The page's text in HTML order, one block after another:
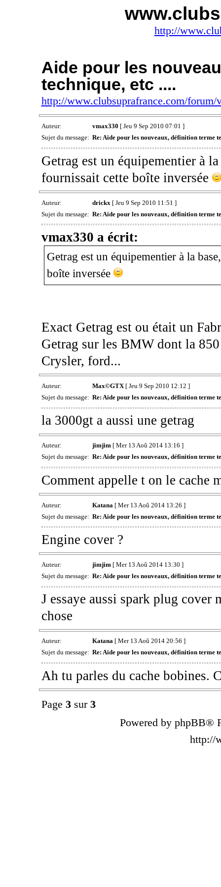
http://
Aide pour les
technique, etc ....
http://www.clubsuprafrance.com/
Auteur: vmax330 [ Jeu 9 Sep 2010 07:01 ]
Sujet du message: Re: Aide pour les nouveaux, définition terme
Getrag est un équipementier à
fournissait cette boîte inversée
Auteur: drickx [ Jeu 9 Sep 2010 11:51 ]
Sujet du message: Re: Aide pour les nouveaux, définition terme
vmax330 a écrit:
Getrag est un équipementier à la
boîte inversée
Exact Getrag est ou était un
Getrag sur les BMW dont la
Crysler, ford...
Auteur: Max©GTX[ Jeu 9 Sep 2010 12:12 ]
Sujet du message: Re: Aide pour les nouveaux, définition terme
la 3000gt a aussi une getrag
Auteur: jimjim[ Mer 13 Aoû 2014 13:16 ]
Sujet du message: Re: Aide pour les nouveaux, définition terme
Comment appelle t on le cache
Auteur: Katana [ Mer 13 Aoû 2014 13:26 ]
Sujet du message: Re: Aide pour les nouveaux, définition terme
Engine cover ?
Auteur: jimjim [ Mer 13 Aoû 2014 13:30 ]
Sujet du message: Re: Aide pour les nouveaux, définition terme
J essaye aussi spark plug cover
chose
Auteur: Katana[ Mer 13 Aoû 2014 20:56 ]
Sujet du message: Re: Aide pour les nouveaux, définition terme
Ah tu parles du cache bobines.
Page 3sur 3
Powered by phpBB®
http://